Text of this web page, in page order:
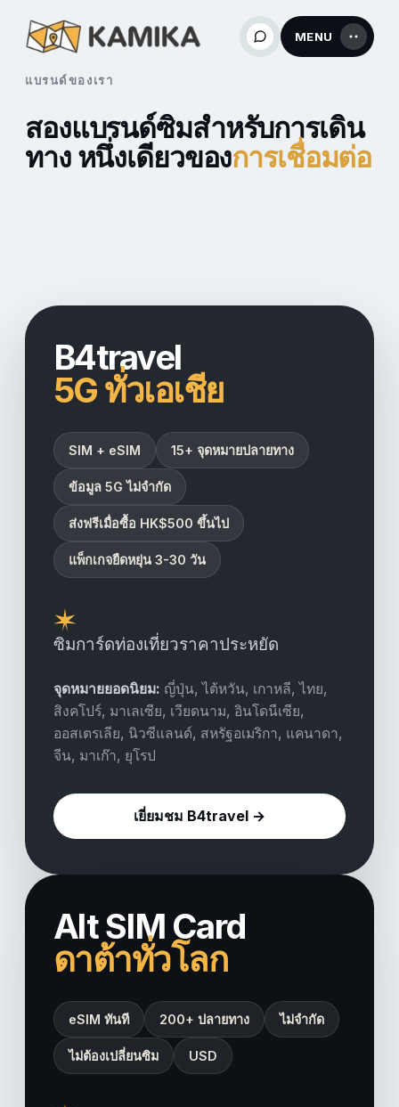
MENU
แบรนด์ของเรา
สองแบรนด์ซิมสำหรับการเดิน
ทาง หนึ่งเดียวของการเชื่อมต่อ
B4travel
5G ทั่วเอเชีย
SIM + eSIM 15+ จุดหมายปลายทาง
ข้อมูล 5G ไม่จำกัด
ส่งฟรีเมื่อซื้อ HK$500 ขึ้นไป
แพ็กเกจยืดหยุ่น 3-30 วัน
ซิมการ์ดท่องเที่ยวราคาประหยัด
จุดหมายยอดนิยม: ญี่ปุ่น, ไต้หวัน, เกาหลี, ไทย,
สิงคโปร์, มาเลเซีย, เวียดนาม, อินโดนีเซีย,
ออสเตรเลีย, นิวซีแลนด์, สหรัฐอเมริกา, แคนาดา,
จีน, มาเก๊า, ยุโรป
เยี่ยมชม B4travel →
Alt SIM Card
ดาต้าทั่วโลก
eSIM ทันที 200+ ปลายทาง ไม่จำกัด
ไม่ต้องเปลี่ยนซิม USD